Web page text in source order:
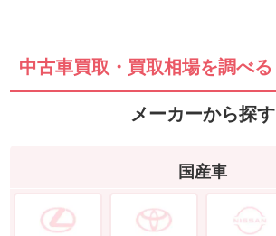
中古車買取・買取相場を調べる
メーカーから探す
国産車